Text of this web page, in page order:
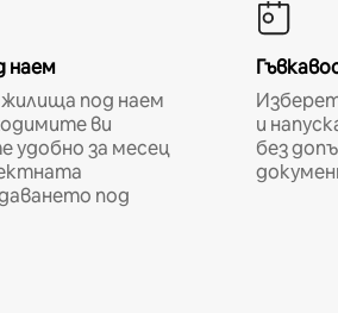
наем
под наем
ви
удобно за месец
под
и
без